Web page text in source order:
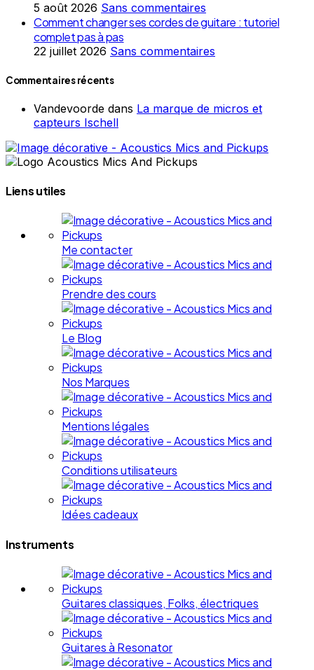
5 août 2026 Sans commentaires
Comment changer ses cordes de guitare : tutoriel
complet pas à pas
22 juillet 2026 Sans commentaires
Commentaires récents
Vandevoorde dans La marque de micros et
capteurs Ischell
Liens utiles
Me contacter
Prendre des cours
Le Blog
Nos Marques
Mentions légales
Conditions utilisateurs
Idées cadeaux
Instruments
Guitares classiques, Folks, électriques
Guitares à Resonator